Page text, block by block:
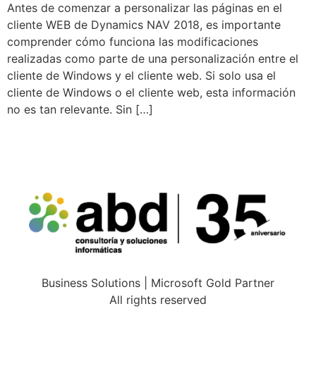
Antes de comenzar a personalizar las páginas en el
cliente WEB de Dynamics NAV 2018, es importante
comprender cómo funciona las modificaciones
realizadas como parte de una personalización entre el
cliente de Windows y el cliente web. Si solo usa el
cliente de Windows o el cliente web, esta información
no es tan relevante. Sin […]
Business Solutions | Microsoft Gold Partner
All rights reserved